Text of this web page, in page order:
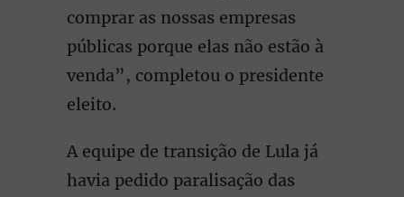
comprar as nossas empresas
públicas porque elas não estão à
venda”, completou o presidente
eleito.
A equipe de transição de Lula já
havia pedido paralisação das